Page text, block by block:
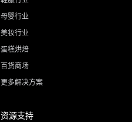
母婴行业
美妆行业
蛋糕烘焙
百货商场
更多解决方案
资源支持